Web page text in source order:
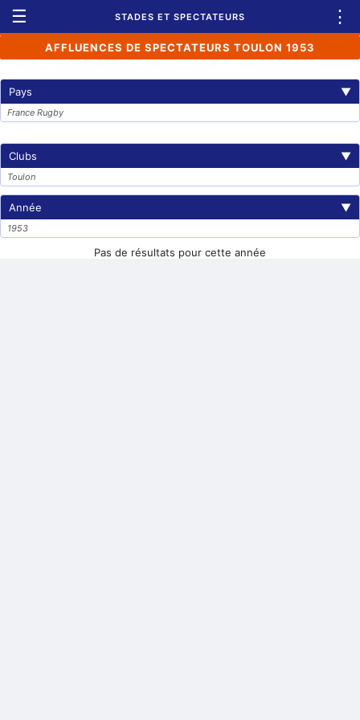
☰ STADES ET SPECTATEURS ⋮
AFFLUENCES DE SPECTATEURS TOULON 1953
Pays ▼
France Rugby
Clubs ▼
Toulon
Année ▼
1953
Pas de résultats pour cette année